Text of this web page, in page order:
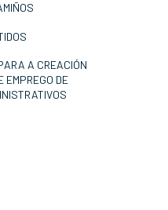
A CREACIÓN
EMPREGO DE